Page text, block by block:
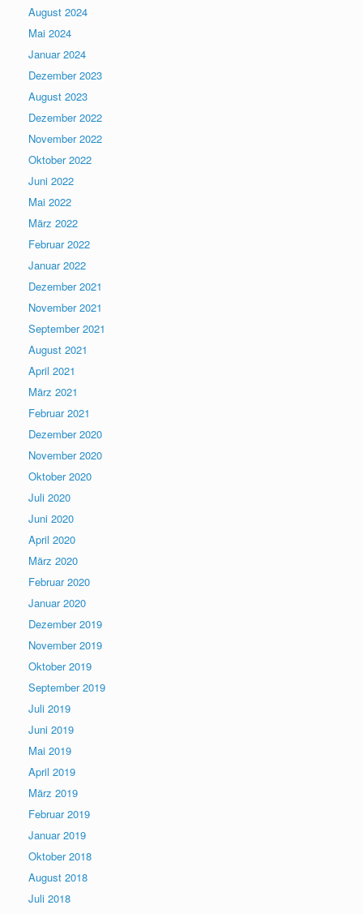
August 2024
Mai 2024
Januar 2024
Dezember 2023
August 2023
Dezember 2022
November 2022
Oktober 2022
Juni 2022
Mai 2022
März 2022
Februar 2022
Januar 2022
Dezember 2021
November 2021
September 2021
August 2021
April 2021
März 2021
Februar 2021
Dezember 2020
November 2020
Oktober 2020
Juli 2020
Juni 2020
April 2020
März 2020
Februar 2020
Januar 2020
Dezember 2019
November 2019
Oktober 2019
September 2019
Juli 2019
Juni 2019
Mai 2019
April 2019
März 2019
Februar 2019
Januar 2019
Oktober 2018
August 2018
Juli 2018